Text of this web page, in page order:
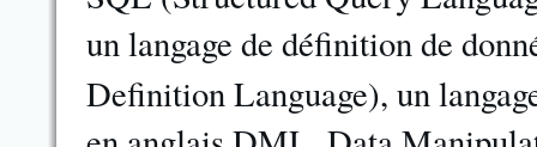
un langage de définition de
Definition Language), un